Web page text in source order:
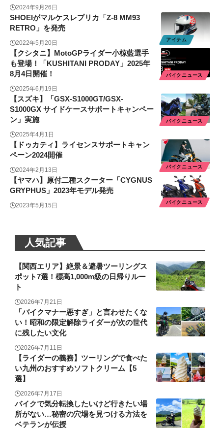
2024年9月26日
アイテム
SHOEIがマルケスレプリカ「Z-8 MM93
RETRO」を発売
2022年5月20日
バイクニュース
【クシタニ】MotoGPライダー小椋藍選手
も登場！「KUSHITANI PRODAY」2025年
8月4日開催！
2025年6月19日
バイクニュース
【スズキ】「GSX-S1000GT/GSX-
S1000GX サイドケースサポートキャンペー
ン」実施
2025年4月1日
バイクニュース
【ドゥカティ】ライセンスサポートキャン
ペーン2024開催
2024年2月13日
バイクニュース
【ヤマハ】原付二種スクーター「CYGNUS
GRYPHUS」2023年モデル発売
2023年5月15日
人気記事
【関西エリア】絶景＆避暑ツーリングス
ポット7選！標高1,000m級の日帰りルー
ト
2026年7月21日
「バイクマナー悪すぎ」と言わせたくな
い！昭和の限定解除ライダーが次の世代
に残したい文化
2026年7月11日
【ライダーの義務】ツーリングで食べた
い九州のおすすめソフトクリーム【5
選】
2026年7月17日
バイクで気分転換したいけど行きたい場
所がない…秘密の穴場を見つける方法を
ベテランが伝授